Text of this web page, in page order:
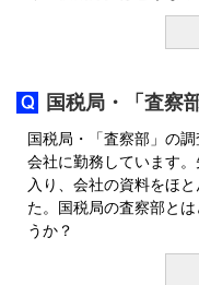
国税局・「査察
国税局・「査察部」の
会社に勤務しています
入り、会社の資料をほ
た。国税局の査察部と
うか？